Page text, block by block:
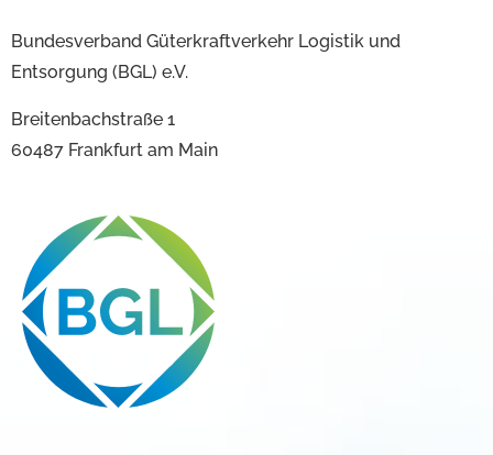
Bundesverband Güterkraftverkehr Logistik und
Entsorgung (BGL) e.V.
Breitenbachstraße 1
60487 Frankfurt am Main